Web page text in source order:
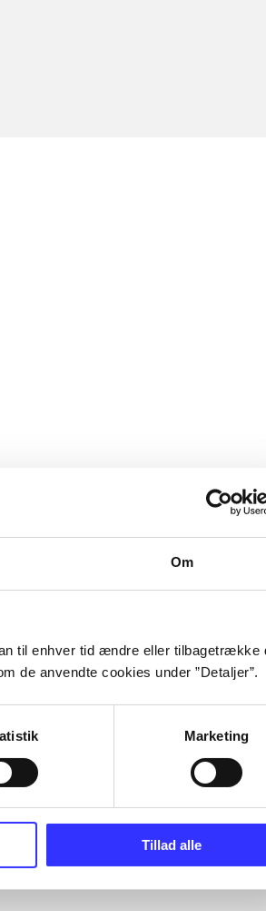
Om
til enhver tid ændre eller tilbagetrække
de anvendte cookies under ”Detaljer”.
Marketing
Tillad alle
Rayman - raving rabbids 2